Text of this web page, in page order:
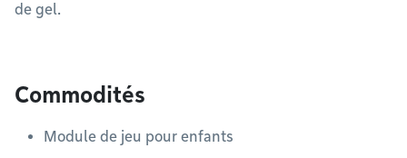
de gel.
Commodités
Module de jeu pour enfants